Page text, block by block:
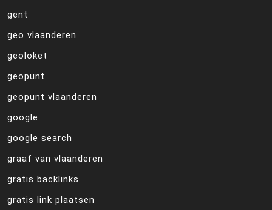
gent
geo vlaanderen
geoloket
geopunt
geopunt vlaanderen
google
google search
graaf van vlaanderen
gratis backlinks
gratis link plaatsen